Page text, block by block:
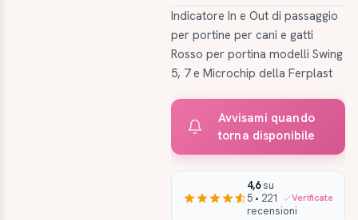
Indicatore In e Out di passaggio
per portine per cani e gatti
Rosso per portina modelli Swing
5, 7 e Microchip della Ferplast
Avvisami quando
torna disponibile
4,6su
5 • 221
recensioni
Verificate